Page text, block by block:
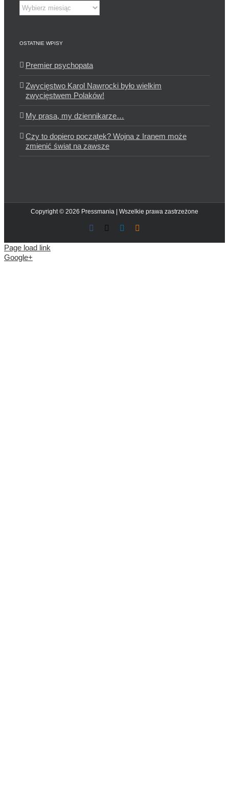
Archiwum
OSTATNIE WPISY
Premier psychopata
Zwycięstwo Karol Nawrocki było wielkim
zwycięstwem Polaków!
My prasa, my dziennikarze…
Czy to dopiero początek? Wojna z Iranem może
zmienić świat na zawsze
Copyright © 2026 Pressmania | Wszelkie prawa zastrzeżone
Facebook LinkedIn
Page load link
Google+